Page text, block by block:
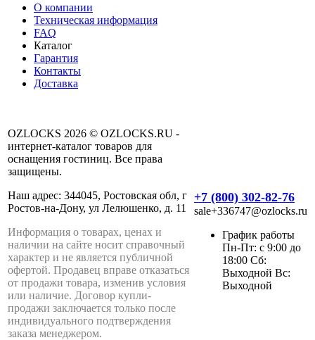
О компании
Техническая информация
FAQ
Каталог
Гарантия
Контакты
Доставка
OZLOCKS 2026 © OZLOCKS.RU -
интернет-каталог товаров для
оснащения гостиниц. Все права
защищены.
Наш адрес: 344045, Ростовская обл, г
Ростов-на-Дону, ул Лелюшенко, д. 11
Информация о товарах, ценах и
наличии на сайте носит справочный
характер и не является публичной
офертой. Продавец вправе отказаться
от продажи товара, изменив условия
или наличие. Договор купли-
продажи заключается только после
индивидуального подтверждения
заказа менеджером.
+7 (800) 302-82-76
sale+336747@ozlocks.ru
График работы
Пн-Пт: с 9:00 до
18:00 Сб:
Выходной Вс:
Выходной